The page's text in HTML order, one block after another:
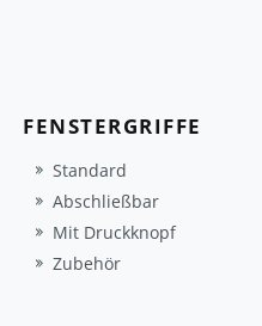
FENSTERGRIFFE
Standard
Abschließbar
Mit Druckknopf
Zubehör